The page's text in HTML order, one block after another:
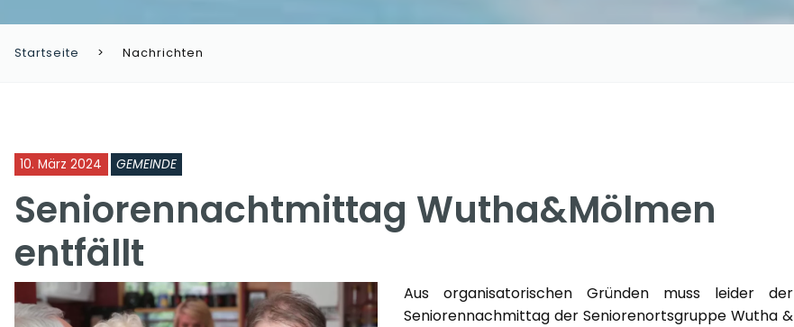
Startseite Nachrichten
10. März 2024 GEMEINDE
Seniorennachtmittag Wutha&Mölmen
entfällt
Aus organisatorischen Gründen muss leider der
Seniorennachmittag der Seniorenortsgruppe Wutha &